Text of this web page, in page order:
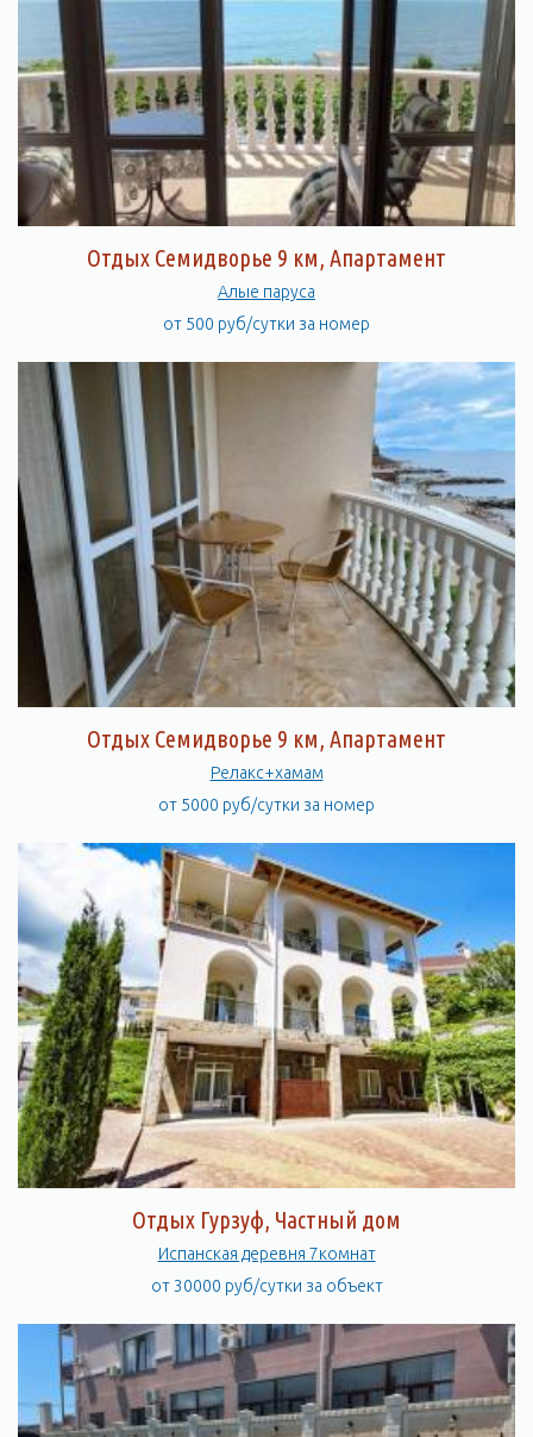
Отдых Семидворье 9 км, Апартамент
Алые паруса
от 500 руб/сутки за номер
Отдых Семидворье 9 км, Апартамент
Релакс+хамам
от 5000 руб/сутки за номер
Отдых Гурзуф, Частный дом
Испанская деревня 7комнат
от 30000 руб/сутки за объект